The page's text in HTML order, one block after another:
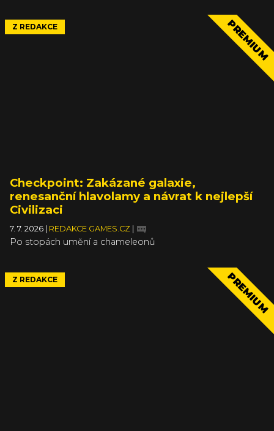
Z REDAKCE PREMIUM
Checkpoint: Zakázané galaxie,
renesanční hlavolamy a návrat k nejlepší
Civilizaci
7. 7. 2026 REDAKCE GAMES.CZ
Po stopách umění a chameleonů
Z REDAKCE PREMIUM